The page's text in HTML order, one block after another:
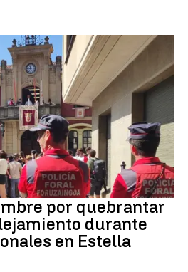
por quebrantar
durante
en Estella